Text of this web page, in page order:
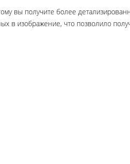
вы получите более
в изображение, что позволило